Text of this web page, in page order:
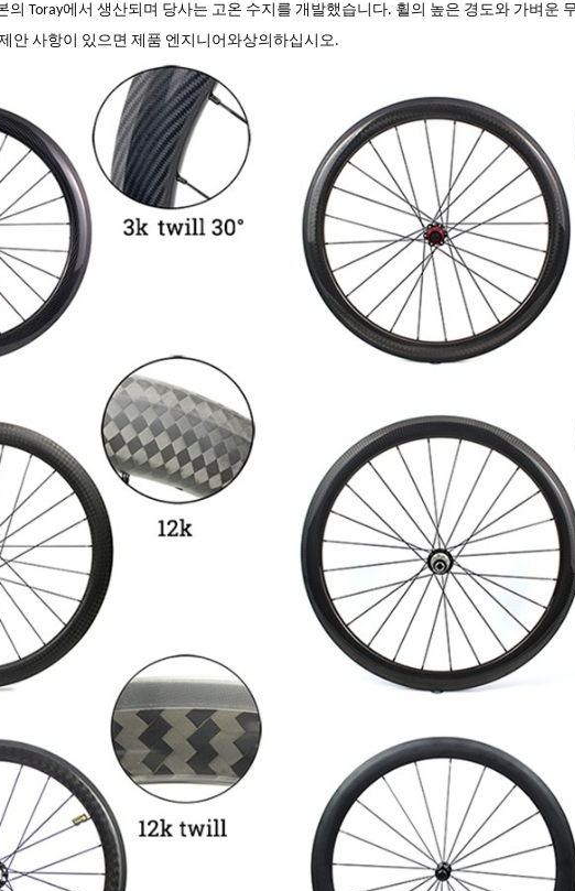
의 Toray에서 생산되며 당사는 고온 수지를 개발했습니다. 휠의 높은 경도와 가벼운
안 사항이 있으면 제품 엔지니어와상의하십시오.